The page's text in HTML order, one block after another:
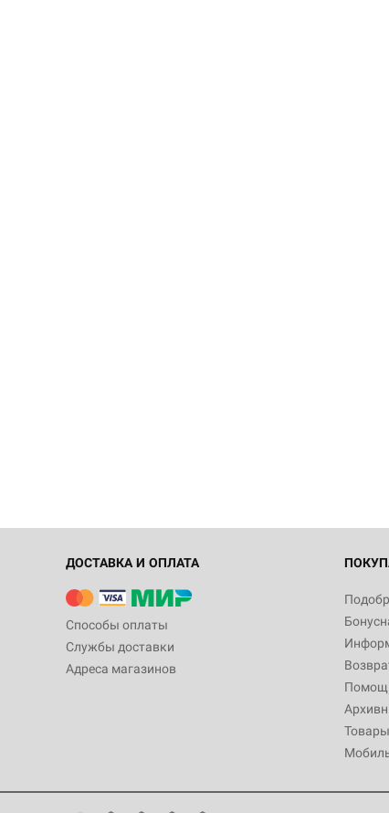
ДОСТАВКА И ОПЛАТА
Способы оплаты
Службы доставки
Адреса магазинов